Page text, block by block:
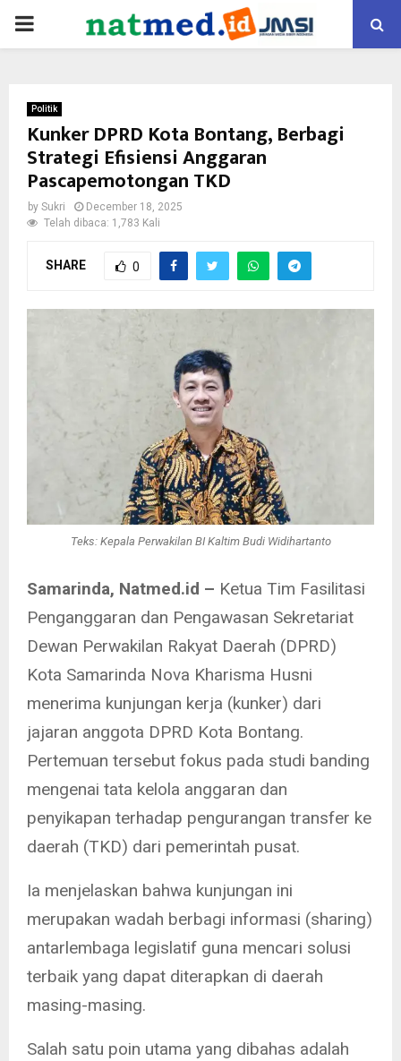
PRIMARY
Politik
Kunker DPRD Kota Bontang, Berbagi
Strategi Efisiensi Anggaran
Pascapemotongan TKD
by Sukri
December 18, 2025
Telah dibaca: 1,783 Kali
SHARE 0
Teks: Kepala Perwakilan BI Kaltim Budi Widihartanto
Samarinda, Natmed.id – Ketua Tim Fasilitasi
Penganggaran dan Pengawasan Sekretariat
Dewan Perwakilan Rakyat Daerah (DPRD)
Kota Samarinda Nova Kharisma Husni
menerima kunjungan kerja (kunker) dari
jajaran anggota DPRD Kota Bontang.
Pertemuan tersebut fokus pada studi banding
mengenai tata kelola anggaran dan
penyikapan terhadap pengurangan transfer ke
daerah (TKD) dari pemerintah pusat.
Ia menjelaskan bahwa kunjungan ini
merupakan wadah berbagi informasi (sharing)
antarlembaga legislatif guna mencari solusi
terbaik yang dapat diterapkan di daerah
masing-masing.
Salah satu poin utama yang dibahas adalah